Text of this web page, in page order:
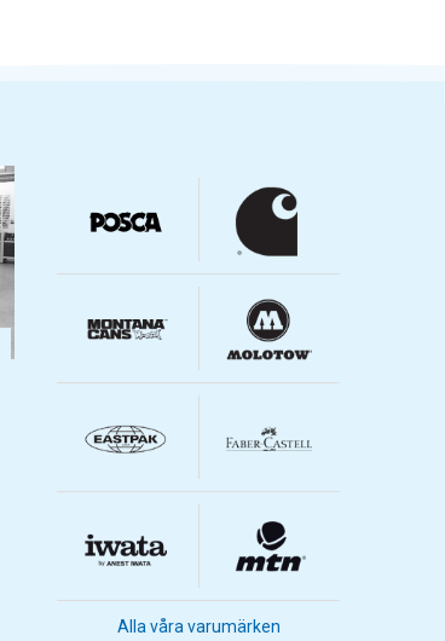
Alla våra varumärken